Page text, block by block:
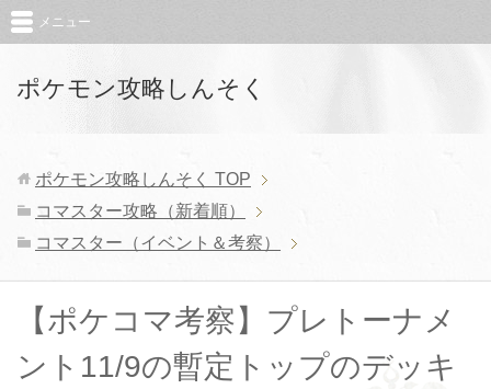
ポケモン攻略しんそく
メニュー
ポケモン攻略しんそく TOP
コマスター攻略（新着順）
コマスター（イベント＆考察）
【ポケコマ考察】プレトーナメ
ント11/9の暫定トップのデッキ